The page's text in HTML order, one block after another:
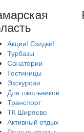
Акции! Скидки!
Турбазы
Санатории
Гостиницы
Экскурсии
Для школьников
Транспорт
ТК Ширяево
Активный отдых